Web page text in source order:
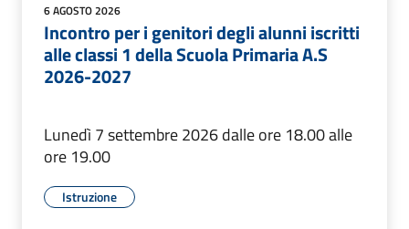
6 AGOSTO 2026
Incontro per i genitori degli alunni iscritti
alle classi 1 della Scuola Primaria A.S
2026-2027
Lunedì 7 settembre 2026 dalle ore 18.00 alle
ore 19.00
Istruzione